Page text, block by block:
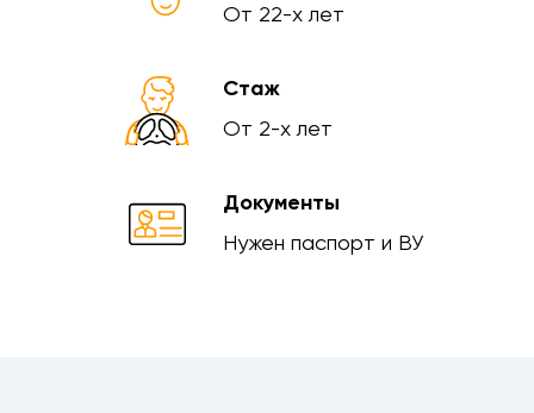
От 22-х лет
Стаж
От 2-х лет
Документы
Нужен паспорт и ВУ